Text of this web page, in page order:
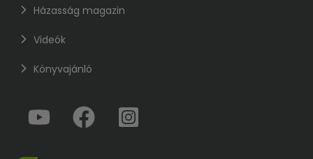
Házasság magazin
Videók
Könyvajánló